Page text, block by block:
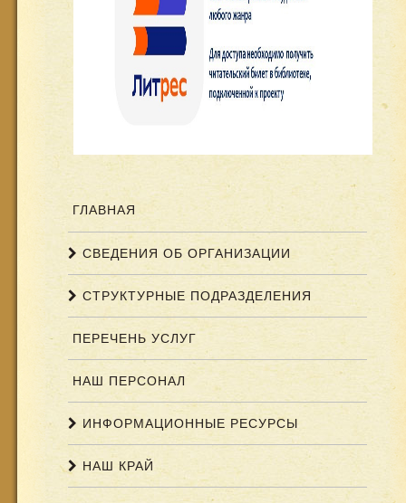
ГЛАВНАЯ
СВЕДЕНИЯ ОБ ОРГАНИЗАЦИИ
СТРУКТУРНЫЕ ПОДРАЗДЕЛЕНИЯ
ПЕРЕЧЕНЬ УСЛУГ
НАШ ПЕРСОНАЛ
ИНФОРМАЦИОННЫЕ РЕСУРСЫ
НАШ КРАЙ